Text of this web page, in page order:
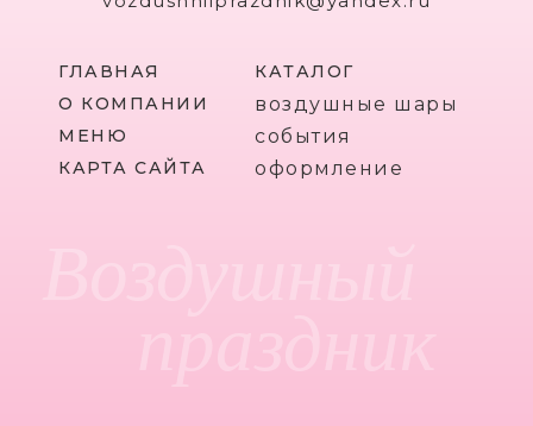
ГЛАВНАЯ
О КОМПАНИИ
КАРТА САЙТА
МЕНЮ
КАТАЛОГ
воздушные шары
события
оформление